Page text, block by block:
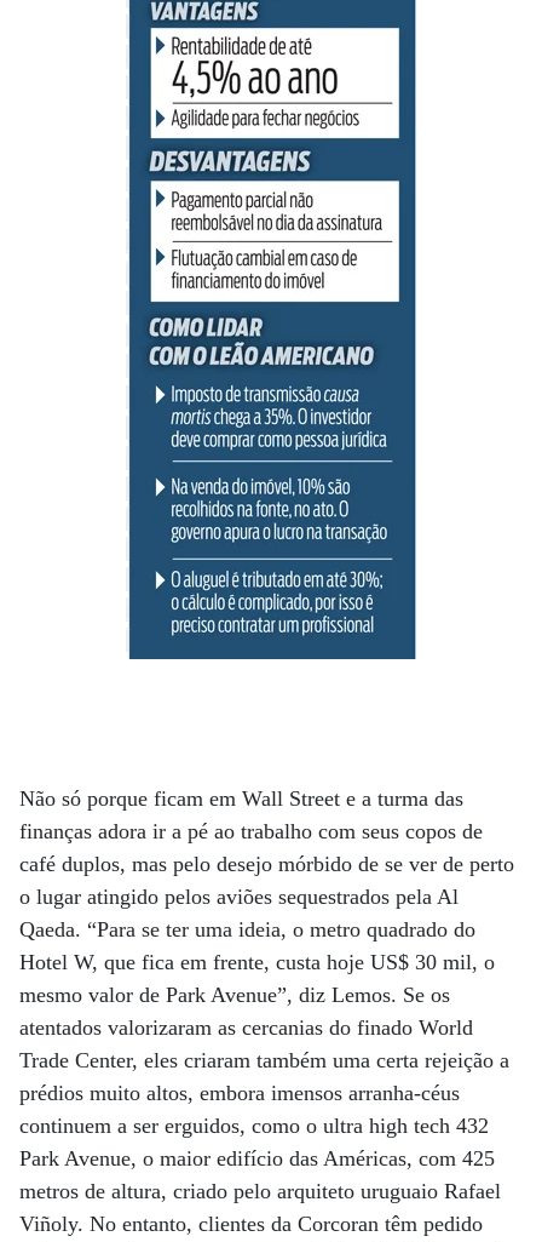
Não só porque ficam em Wall Street e a turma das
finanças adora ir a pé ao trabalho com seus copos de
café duplos, mas pelo desejo mórbido de se ver de perto
o lugar atingido pelos aviões sequestrados pela Al
Qaeda. “Para se ter uma ideia, o metro quadrado do
Hotel W, que fica em frente, custa hoje US$ 30 mil, o
mesmo valor de Park Avenue”, diz Lemos. Se os
atentados valorizaram as cercanias do finado World
Trade Center, eles criaram também uma certa rejeição a
prédios muito altos, embora imensos arranha-céus
continuem a ser erguidos, como o ultra high tech 432
Park Avenue, o maior edifício das Américas, com 425
metros de altura, criado pelo arquiteto uruguaio Rafael
Viñoly. No entanto, clientes da Corcoran têm pedido